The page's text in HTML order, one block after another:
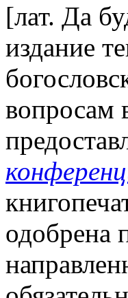
[лат. Да
издание
вопросам
одобрена